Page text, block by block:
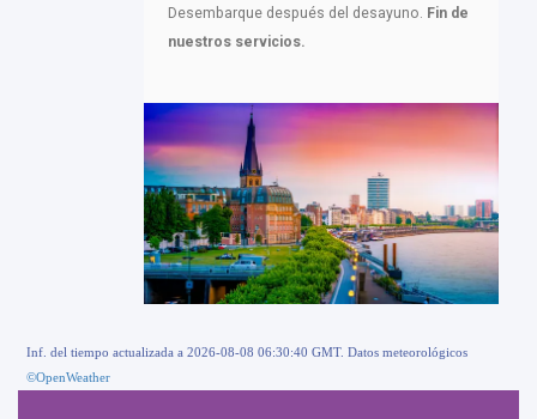
Desembarque después del desayuno. Fin de
nuestros servicios.
Inf. del tiempo actualizada a 2026-08-08 06:30:40 GMT. Datos meteorológicos
©OpenWeather